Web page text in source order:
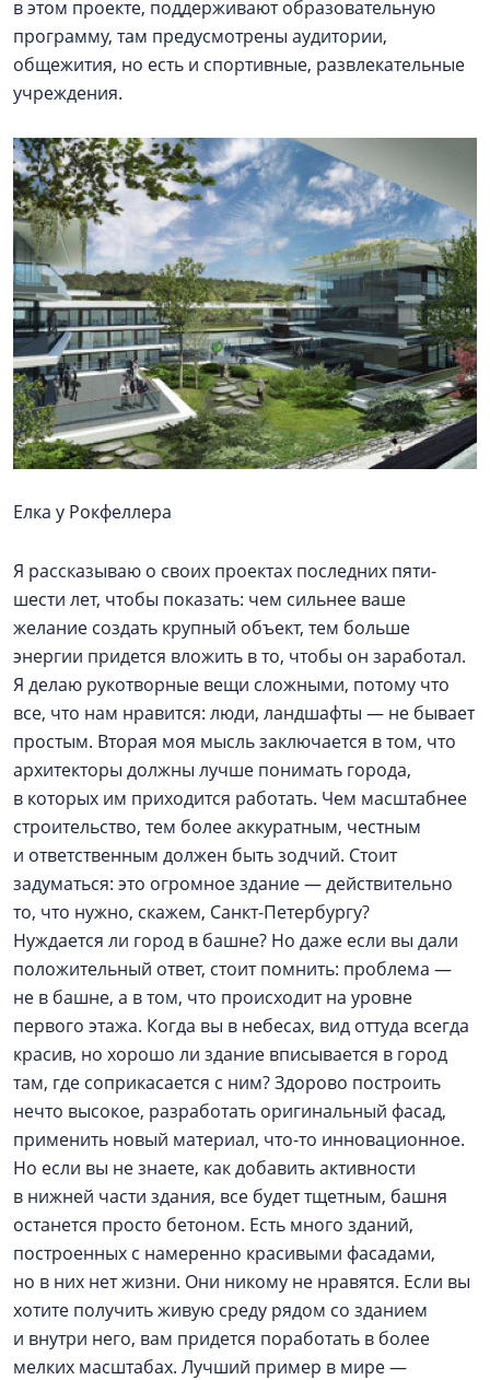
в этом проекте, поддерживают образовательную
программу, там предусмотрены аудитории,
общежития, но есть и спортивные, развлекательные
учреждения.
Елка у Рокфеллера
Я рассказываю о своих проектах последних пяти-
шести лет, чтобы показать: чем сильнее ваше
желание создать крупный объект, тем больше
энергии придется вложить в то, чтобы он заработал.
Я делаю рукотворные вещи сложными, потому что
все, что нам нравится: люди, ландшафты — не бывает
простым. Вторая моя мысль заключается в том, что
архитекторы должны лучше понимать города,
в которых им приходится работать. Чем масштабнее
строительство, тем более аккуратным, честным
и ответственным должен быть зодчий. Стоит
задуматься: это огромное здание — действительно
то, что нужно, скажем, Санкт-Петербургу?
Нуждается ли город в башне? Но даже если вы дали
положительный ответ, стоит помнить: проблема —
не в башне, а в том, что происходит на уровне
первого этажа. Когда вы в небесах, вид оттуда всегда
красив, но хорошо ли здание вписывается в город
там, где соприкасается с ним? Здорово построить
нечто высокое, разработать оригинальный фасад,
применить новый материал, что-то инновационное.
Но если вы не знаете, как добавить активности
в нижней части здания, все будет тщетным, башня
останется просто бетоном. Есть много зданий,
построенных с намеренно красивыми фасадами,
но в них нет жизни. Они никому не нравятся. Если вы
хотите получить живую среду рядом со зданием
и внутри него, вам придется поработать в более
мелких масштабах. Лучший пример в мире —